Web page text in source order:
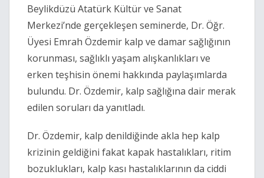
Beylikdüzü Atatürk Kültür ve Sanat
Merkezi’nde gerçekleşen seminerde, Dr. Öğr.
Üyesi Emrah Özdemir kalp ve damar sağlığının
korunması, sağlıklı yaşam alışkanlıkları ve
erken teşhisin önemi hakkında paylaşımlarda
bulundu. Dr. Özdemir, kalp sağlığına dair merak
edilen soruları da yanıtladı.
Dr. Özdemir, kalp denildiğinde akla hep kalp
krizinin geldiğini fakat kapak hastalıkları, ritim
bozuklukları, kalp kası hastalıklarının da ciddi